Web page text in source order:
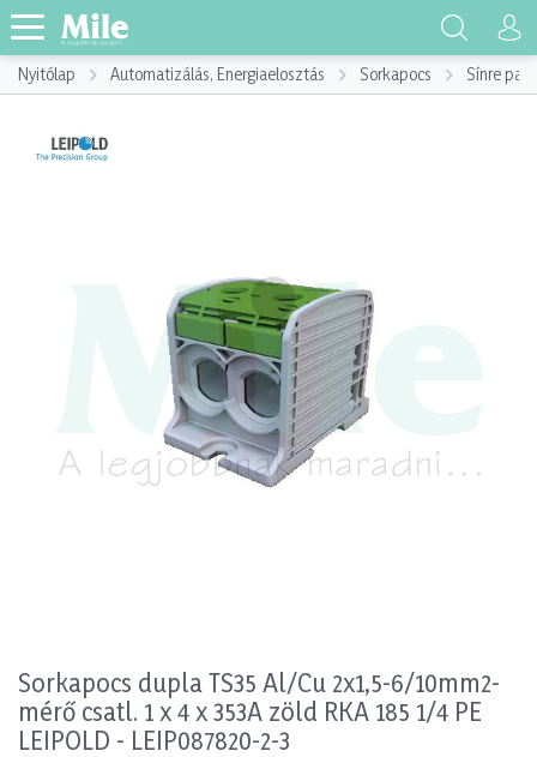
Nyitólap Automatizálás, Energiaelosztás Sorkapocs Sínre
Sorkapocs dupla TS35 Al/Cu 2x1,5-6/10mm2-
mérő csatl. 1 x 4 x 353A zöld RKA 185 1/4 PE
LEIPOLD - LEIP087820-2-3